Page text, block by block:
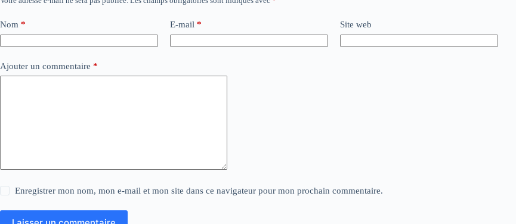
Nom * E-mail * Site web
Ajouter un commentaire *
Enregistrer mon nom, mon e-mail et mon site dans ce navigateur pour mon prochain commentaire.